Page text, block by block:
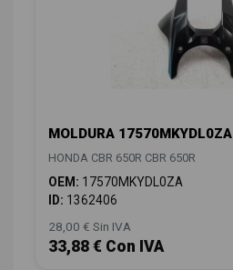
MOLDURA 17570MKYDL0ZA
HONDA CBR 650R CBR 650R
OEM: 17570MKYDL0ZA
ID: 1362406
28,00 € Sin IVA
33,88 € Con IVA